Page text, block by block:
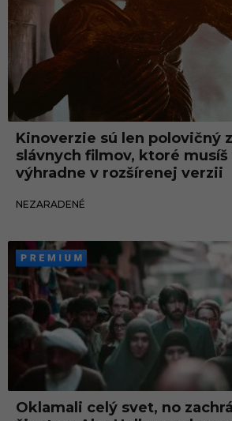
Kinoverzie sú len polovičný
slávnych filmov, ktoré
výhradne v rozšírenej verzii
NEZARADENÉ
Oklamali celý svet, no